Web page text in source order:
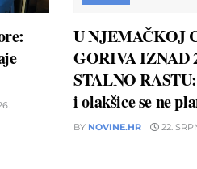
U NJEMAČKOJ
GORIVA IZNAD
STALNO
i olakšice se ne
BY NOVINE.HR 22.